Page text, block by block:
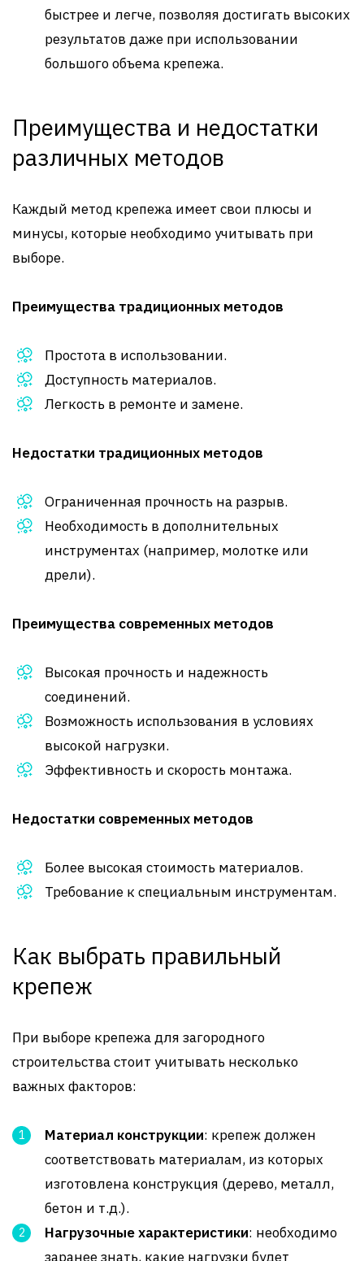
быстрее и легче, позволяя достигать высоких
результатов даже при использовании
большого объема крепежа.
Преимущества и недостатки
различных методов
Каждый метод крепежа имеет свои плюсы и
минусы, которые необходимо учитывать при
выборе.
Преимущества традиционных методов
Простота в использовании.
Доступность материалов.
Легкость в ремонте и замене.
Недостатки традиционных методов
Ограниченная прочность на разрыв.
Необходимость в дополнительных
инструментах (например, молотке или
дрели).
Преимущества современных методов
Высокая прочность и надежность
соединений.
Возможность использования в условиях
высокой нагрузки.
Эффективность и скорость монтажа.
Недостатки современных методов
Более высокая стоимость материалов.
Требование к специальным инструментам.
Как выбрать правильный
крепеж
При выборе крепежа для загородного
строительства стоит учитывать несколько
важных факторов:
Материал конструкции: крепеж должен
соответствовать материалам, из которых
изготовлена конструкция (дерево, металл,
бетон и т.д.).
Нагрузочные характеристики: необходимо
заранее знать, какие нагрузки будет